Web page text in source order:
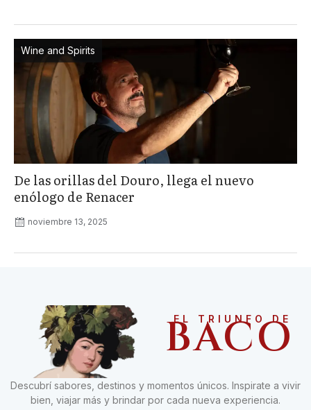
Wine and Spirits
De las orillas del Douro, llega el nuevo
enólogo de Renacer
noviembre 13, 2025
EL TRIUNFO DE
BACO
Descubrí sabores, destinos y momentos únicos. Inspirate a vivir
bien, viajar más y brindar por cada nueva experiencia.